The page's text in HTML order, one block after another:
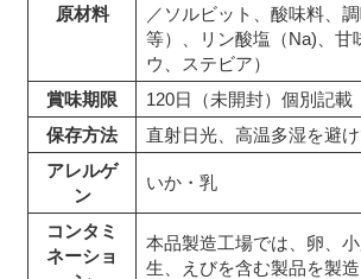
原材料
／ソルビット、酸味料、
等）、リン酸塩（Na)、甘
ウ、ステビア）
賞味期限
120日（未開封）個別記載
保存方法
直射日光、高温多湿を避
アレルゲ
ン
いか・乳
コンタミ
ネーショ
本品製造工場では、卵、
生、えびを含む製品を製造